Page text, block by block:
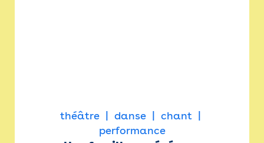
théâtre danse
chant
performance